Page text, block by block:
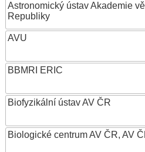
Astronomický ústav Akademie
Republiky
AVU
BBMRI ERIC
Biofyzikální ústav AV ČR
Biologické centrum AV ČR, AV